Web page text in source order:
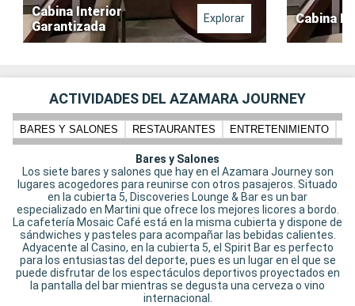
Cabina Interior
Garantizada
Explorar Cabina
ACTIVIDADES DEL AZAMARA JOURNEY
BARES Y SALONES RESTAURANTES ENTRETENIMIENTO
Bares y Salones
Los siete bares y salones que hay en el Azamara Journey son
lugares acogedores para reunirse con otros pasajeros. Situado
en la cubierta 5, Discoveries Lounge & Bar es un bar
especializado en Martini que ofrece los mejores licores a bordo.
La cafetería Mosaic Café está en la misma cubierta y dispone de
sándwiches y pasteles para acompañar las bebidas calientes.
Adyacente al Casino, en la cubierta 5, el Spirit Bar es perfecto
para los entusiastas del deporte, pues es un lugar en el que se
puede disfrutar de los espectáculos deportivos proyectados en
la pantalla del bar mientras se degusta una cerveza o vino
internacional.